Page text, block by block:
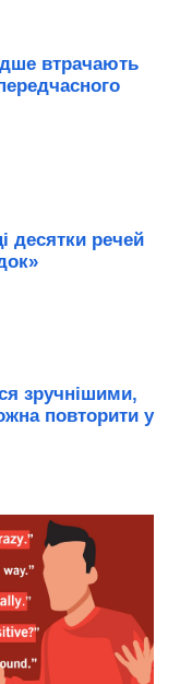
втрачають
десятки речей
зручнішими,
повторити у